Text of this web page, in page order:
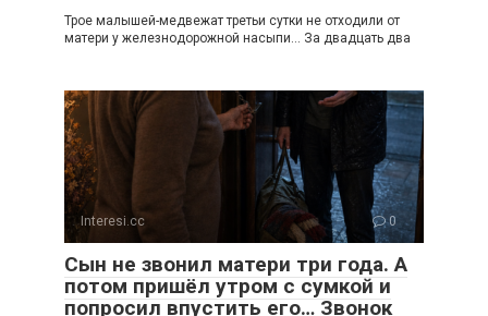
Трое малышей-медвежат третьи сутки не отходили от
матери у железнодорожной насыпи… За двадцать два
Interesi.cc 0
Сын не звонил матери три года. А
потом пришёл утром с сумкой и
попросил впустить его… Звонок